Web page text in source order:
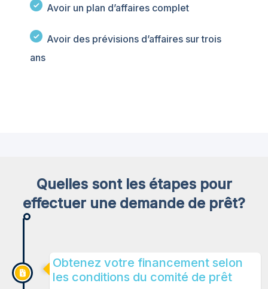
Avoir un plan d’affaires complet
Avoir des prévisions d’affaires sur trois
ans
Quelles sont les étapes pour
effectuer une demande de prêt?
Obtenez votre financement selon
les conditions du comité de prêt